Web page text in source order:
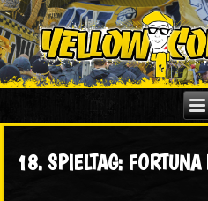
18. SPIELTAG: